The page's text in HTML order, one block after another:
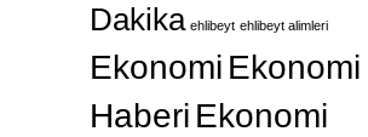
Dakika ehlibeyt ehlibeyt alimleri
Ekonomi Ekonomi
Haberi Ekonomi